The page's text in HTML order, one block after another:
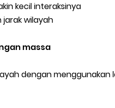
kecil interaksinya
jarak wilayah
massa
dengan menggunakan